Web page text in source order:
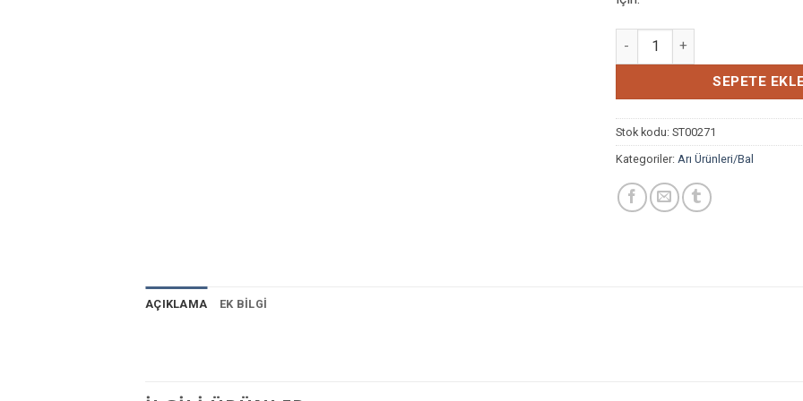
BAĞIŞIKLIK SİSTEMİ İÇİN
SEPETE
Stok kodu: ST00271
Kategoriler: Arı Ürünleri/Bal
AÇIKLAMA EK BILGI